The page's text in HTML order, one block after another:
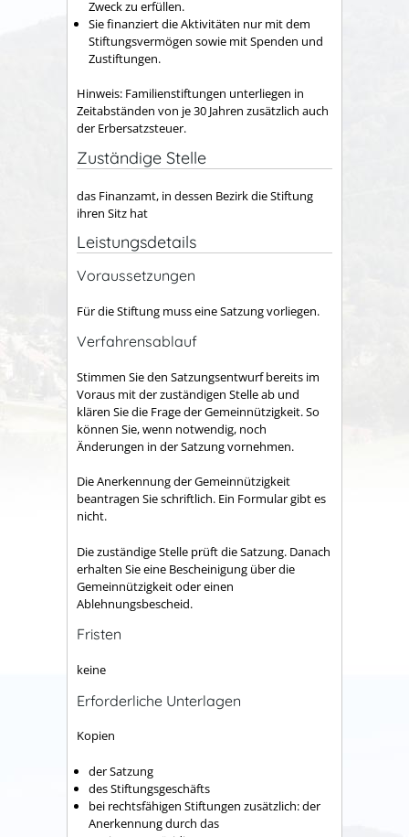
Zweck zu erfüllen.
Sie finanziert die Aktivitäten nur mit dem
Stiftungsvermögen sowie mit Spenden und
Zustiftungen.
Hinweis: Familienstiftungen unterliegen in
Zeitabständen von je 30 Jahren zusätzlich auch
der Erbersatzsteuer.
Zuständige Stelle
das Finanzamt, in dessen Bezirk die Stiftung
ihren Sitz hat
Leistungsdetails
Voraussetzungen
Für die Stiftung muss eine Satzung vorliegen.
Verfahrensablauf
Stimmen Sie den Satzungsentwurf bereits im
Voraus mit der zuständigen Stelle ab und
klären Sie die Frage der Gemeinnützigkeit.So
können Sie, wenn notwendig, noch
Änderungen in der Satzung vornehmen.
Die Anerkennung der Gemeinnützigkeit
beantragen Sie schriftlich. Ein Formular gibt es
nicht.
Die zuständige Stelle prüft die Satzung. Danach
erhalten Sie eine Bescheinigung über die
Gemeinnützigkeit oder einen
Ablehnungsbescheid.
Fristen
keine
Erforderliche Unterlagen
Kopien
der Satzung
des Stiftungsgeschäfts
bei rechtsfähigen Stiftungen zusätzlich: der
Anerkennung durch das